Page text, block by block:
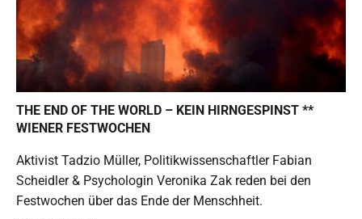
THE END OF THE WORLD – KEIN HIRNGESPINST **
WIENER FESTWOCHEN
Aktivist Tadzio Müller, Politikwissenschaftler Fabian
Scheidler & Psychologin Veronika Zak reden bei den
Festwochen über das Ende der Menschheit.